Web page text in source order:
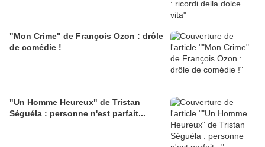
"Mon Crime" de François Ozon : drôle
de comédie !
"Un Homme Heureux" de Tristan
Séguéla : personne n'est parfait...